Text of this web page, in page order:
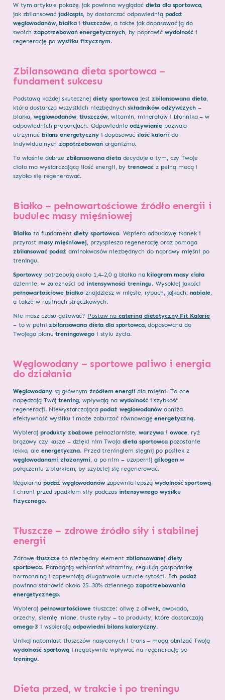
W tym artykule pokażę, jak powinna wyglądać dieta dla sportowca,
jak zbilansowaćjadłospis, by dostarczać odpowiednią podaż
węglowodanów, białkaitłuszczów, a także jak dopasować ją do
swoichzapotrzebowań energetycznych, by poprawićwydolność i
regenerację powysiłku fizycznym.
Zbilansowana dieta sportowca –
fundament sukcesu
Podstawą każdej skutecznej diety sportowcajestzbilansowana dieta,
która dostarcza wszystkich niezbędnychskładników odżywczych–
białka,węglowodanów,tłuszczów, witamin, minerałów i błonnika – w
odpowiednich proporcjach. Odpowiednieodżywianie pozwala
utrzymać bilans energetycznyi dopasowaćilość kalorii do
indywidualnychzapotrzebowańorganizmu.
To właśnie dobrze zbilansowana dietadecyduje o tym, czy Twoje
ciało ma wystarczającą ilość energii, bytrenować z pełną mocą i
szybko się regenerować.
Białko – pełnowartościowe źródło energii i
budulec masy mięśniowej
Białko to fundament diety sportowca. Wspiera odbudowę tkanek i
przyrost masy mięśniowej, przyspiesza regenerację oraz pomaga
zbilansować podaż aminokwasów niezbędnych do naprawy mięśni po
treningu.
Sportowcypotrzebują około 1,4–2,0 g białka na kilogram masy ciała
dziennie, w zależności od intensywności treningu. Wysokiej jakości
pełnowartościowe białko znajdziesz w mięsie, rybach, jajkach, nabiale,
a także w roślinach strączkowych.
Nie masz czasu gotować? Postaw na catering dietetyczny Fit Kalorie
– to w pełnizbilansowana dieta dla sportowca, dopasowana do
Twojego planutreningowegoi stylu życia.
Węglowodany – sportowe paliwo i energia
do działania
Węglowodanysą głównymźródłem energii dla mięśni. To one
napędzają Twójtrening, wpływają na wydolnośći szybkość
regeneracji. Niewystarczająca podaż węglowodanów obniża
efektywność wysiłku i może zaburzać równowagęenergetyczną.
Wybieraj produkty zbożowe pełnoziarniste, warzywa i owoce, ryż
brązowy czy kasze – dzięki nim Twoja dieta sportowcapozostanie
lekka, ale energetyczna. Przed treningiem sięgnij po posiłek z
węglowodanami złożonymi, a po nim – uzupełnij glikogenw
połączeniu z białkiem, by szybciej się regenerować.
Regularna podaż węglowodanówzapewnia lepszą wydolność sportową
i chroni przed spadkiem siły podczas intensywnego wysiłku
fizycznego.
Tłuszcze – zdrowe źródło siły i stabilnej
energii
Zdrowetłuszcze to niezbędny element zbilansowanej diety
sportowca. Pomagają wchłaniać witaminy, regulują gospodarkę
hormonalną i zapewniają długotrwałe uczucie sytości. Ich podaż
powinna stanowić około 25–30% dziennegozapotrzebowania
energetycznego.
Wybieraj pełnowartościowe tłuszcze: oliwę z oliwek, awokado,
orzechy, siemię lniane, tłuste ryby – to produkty, które dostarczają
omega-3 i wspierają odpowiedni bilans kaloryczny.
Unikaj natomiast tłuszczów nasyconych i trans – mogą obniżać Twoją
wydolność sportowąi negatywnie wpływać na regenerację po
treningu.
Dieta przed, w trakcie i po treningu